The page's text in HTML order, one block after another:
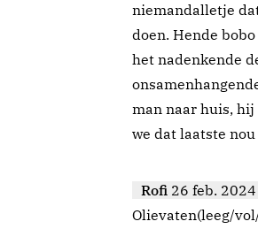
niemandalletje
doen. Hende
het nadenkende
man naar huis, hij
we dat laatste
Rofi 26 feb.
Olievaten(leeg/